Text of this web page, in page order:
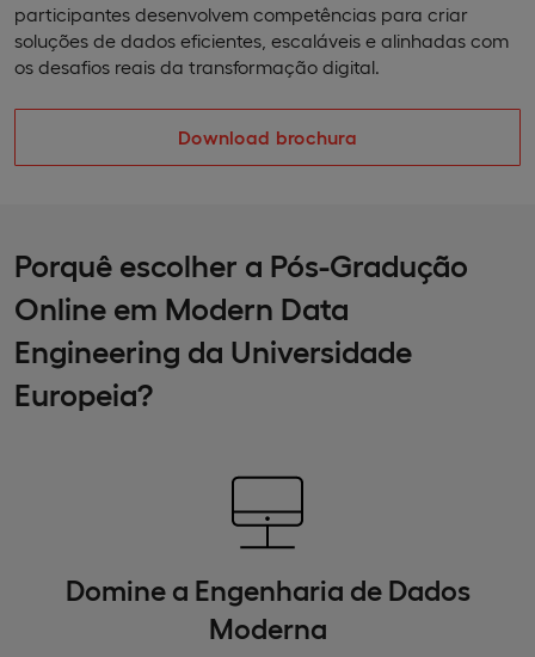
participantes desenvolvem competências para criar
soluções de dados eficientes, escaláveis e alinhadas com
os desafios reais da transformação digital.
Download brochura
Porquê escolher a Pós-Gradução
Online em Modern Data
Engineering da Universidade
Europeia?
Domine a Engenharia de Dados
Moderna